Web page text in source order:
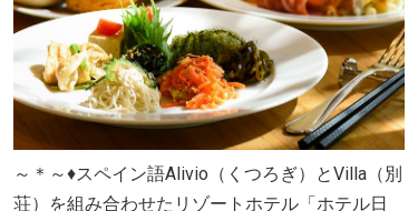
～＊～♦スペイン語Alivio（くつろぎ）とVilla（別
荘）を組み合わせたリゾートホテル「ホテル日